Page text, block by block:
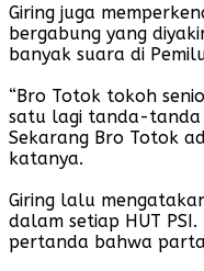
Giring juga
bergabung yang
banyak suara di
“Bro Totok tokoh
satu lagi tanda-tanda
Sekarang Bro Totok
katanya.
Giring lalu
dalam setiap HUT
pertanda bahwa